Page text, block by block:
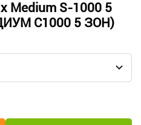
Medium S-1000 5
C1000 5 ЗОН)